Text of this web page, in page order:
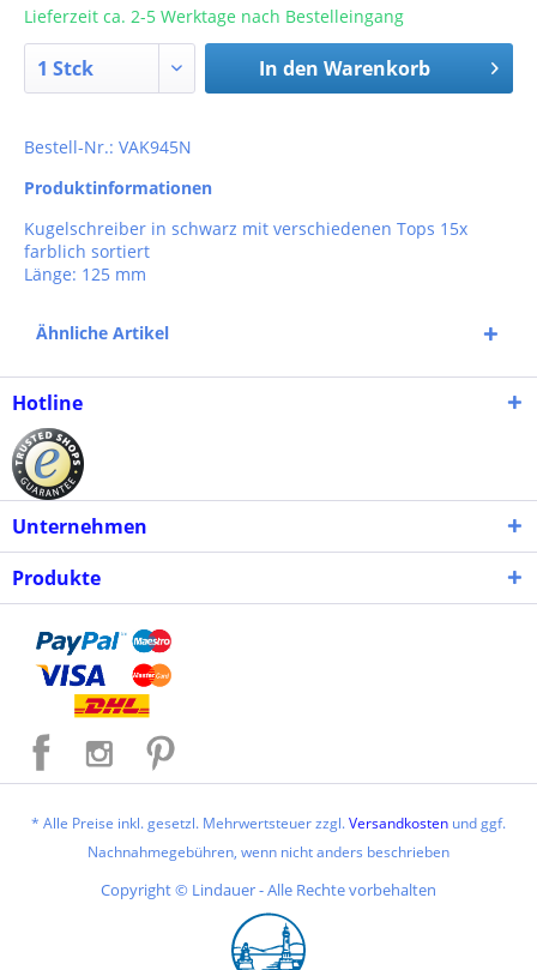
Lieferzeit ca. 2-5 Werktage nach Bestelleingang
In den Warenkorb
Bestell-Nr.: VAK945N
Produktinformationen
Kugelschreiber in schwarz mit verschiedenen Tops 15x
farblich sortiert
Länge: 125 mm
Ähnliche Artikel
Hotline
Unternehmen
Produkte
* Alle Preise inkl. gesetzl. Mehrwertsteuer zzgl.Versandkosten und ggf.
Nachnahmegebühren, wenn nicht anders beschrieben
Copyright © Lindauer - Alle Rechte vorbehalten